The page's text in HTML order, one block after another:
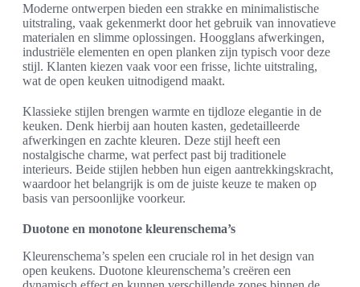
Moderne ontwerpen bieden een strakke en minimalistische
uitstraling, vaak gekenmerkt door het gebruik van innovatieve
materialen en slimme oplossingen. Hoogglans afwerkingen,
industriële elementen en open planken zijn typisch voor deze
stijl. Klanten kiezen vaak voor een frisse, lichte uitstraling,
wat de open keuken uitnodigend maakt.
Klassieke stijlen brengen warmte en tijdloze elegantie in de
keuken. Denk hierbij aan houten kasten, gedetailleerde
afwerkingen en zachte kleuren. Deze stijl heeft een
nostalgische charme, wat perfect past bij traditionele
interieurs. Beide stijlen hebben hun eigen aantrekkingskracht,
waardoor het belangrijk is om de juiste keuze te maken op
basis van persoonlijke voorkeur.
Duotone en monotone kleurenschema’s
Kleurenschema’s spelen een cruciale rol in het design van
open keukens. Duotone kleurenschema’s creëren een